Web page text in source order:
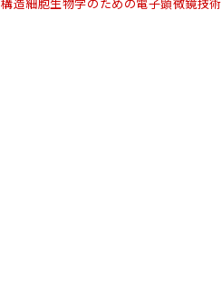
構造細胞生物学のための電子顕微鏡技術